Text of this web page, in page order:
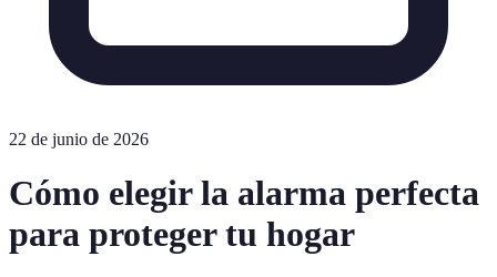
22 de junio de 2026
Cómo elegir la alarma perfecta
para proteger tu hogar